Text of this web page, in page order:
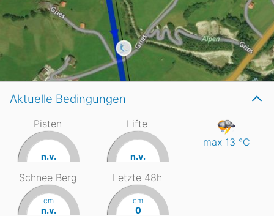
Aktuelle Bedingungen
Pisten
n.v.
Lifte
n.v.
max 13 °C
Schnee Berg
cm
n.v.
Letzte 48h
cm
0